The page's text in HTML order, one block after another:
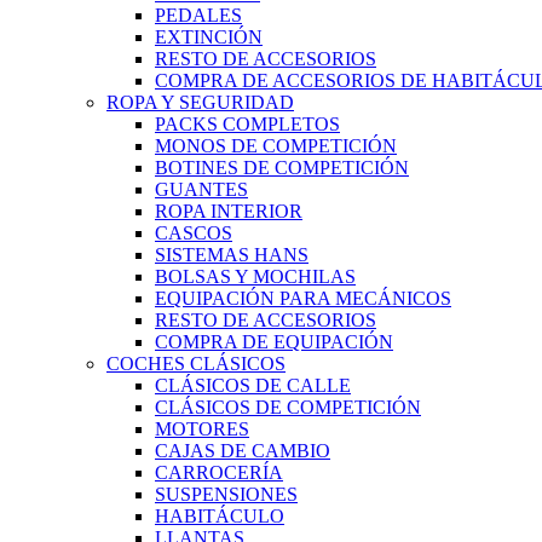
PEDALES
EXTINCIÓN
RESTO DE ACCESORIOS
COMPRA DE ACCESORIOS DE
ROPA Y SEGURIDAD
PACKS COMPLETOS
MONOS DE COMPETICIÓN
BOTINES DE COMPETICIÓN
GUANTES
ROPA INTERIOR
CASCOS
SISTEMAS HANS
BOLSAS Y MOCHILAS
EQUIPACIÓN PARA MECÁNICOS
RESTO DE ACCESORIOS
COMPRA DE EQUIPACIÓN
COCHES CLÁSICOS
CLÁSICOS DE CALLE
CLÁSICOS DE COMPETICIÓN
MOTORES
CAJAS DE CAMBIO
CARROCERÍA
SUSPENSIONES
HABITÁCULO
LLANTAS